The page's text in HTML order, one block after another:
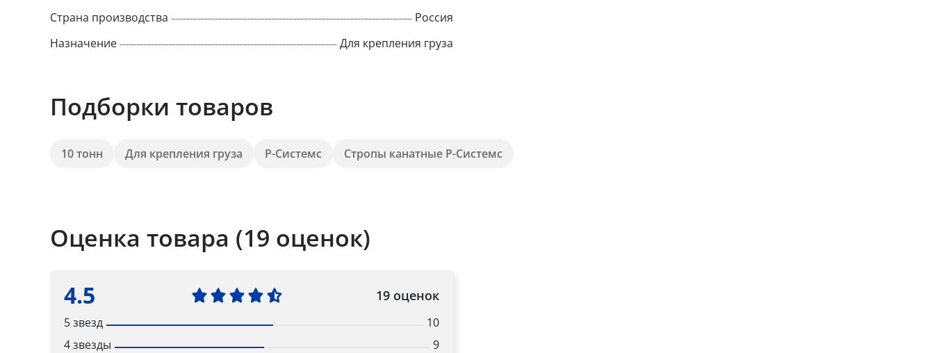
Страна производства
Россия
Назначение
Для крепления груза
Подборки товаров
10 тонн Для крепления груза Р-Системс Стропы канатные Р-Системс
Оценка товара (19 оценок)
4.5 19 оценок
5 звезд
10
4 звезды
9